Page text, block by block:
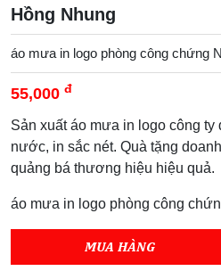
Hồng Nhung
áo mưa in logo phòng công chứng
55,000 đ
Sản xuất áo mưa in logo công ty
nước, in sắc nét. Quà tặng
quảng bá thương hiệu hiệu quả.
áo mưa in logo phòng công
MUA HÀNG